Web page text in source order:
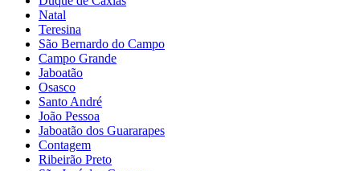
Natal
Teresina
São Bernardo do Campo
Campo Grande
Jaboatão
Osasco
Santo André
João Pessoa
Jaboatão dos Guararapes
Contagem
Ribeirão Preto